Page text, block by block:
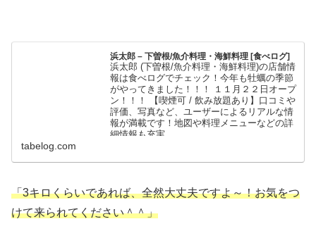
浜太郎 – 下曽根/魚介料理・海鮮料理 [食べログ]
浜太郎 (下曽根/魚介料理・海鮮料理)の店舗情
報は食べログでチェック！今年も牡蠣の季節
がやってきました！！！ １１月２２日オープ
ン！！！ 【喫煙可 / 飲み放題あり】口コミや
評価、写真など、ユーザーによるリアルな情
報が満載です！地図や料理メニューなどの詳
細情報も充実。
tabelog.com
「3キロくらいであれば、全然大丈夫ですよ～！お気をつ
けて来られてください＾＾」